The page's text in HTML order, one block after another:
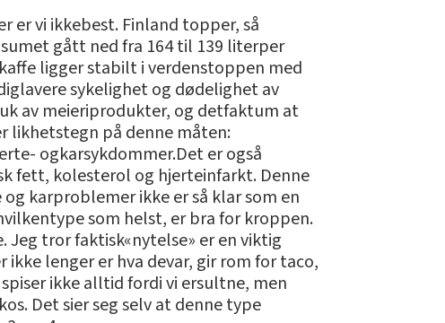
er vi ikkebest. Finland topper, så
gått ned fra 164 til 139 literper
ligger stabilt i verdenstoppen med
sykelighet og dødelighet av
av meieriprodukter, og detfaktum at
likhetstegn på denne måten:
ogkarsykdommer.Det er også
fett, kolesterol og hjerteinfarkt. Denne
karproblemer ikke er så klar som en
som helst, er bra for kroppen.
Jeg tror faktisk«nytelse» er en viktig
lenger er hva devar, gir rom for taco,
ikke alltid fordi vi ersultne, men
Det sier seg selv at denne type